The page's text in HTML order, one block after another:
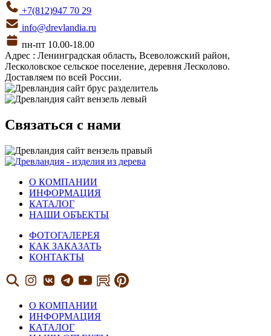
+7(812)947 70 29
info@drevlandia.ru
пн-пт 10.00-18.00
Адрес : Ленинградская область, Всеволожский район,
Лесколовское сельское поселение, деревня Лесколово.
Доставляем по всей России.
Связаться с нами
О КОМПАНИИ
ИНФОРМАЦИЯ
КАТАЛОГ
НАШИ ОБЪЕКТЫ
ФОТОГАЛЕРЕЯ
КАК ЗАКАЗАТЬ
КОНТАКТЫ
О КОМПАНИИ
ИНФОРМАЦИЯ
КАТАЛОГ